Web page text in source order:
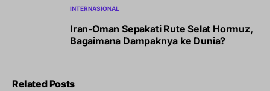
INTERNASIONAL
Iran-Oman Sepakati Rute Selat Hormuz,
Bagaimana Dampaknya ke Dunia?
Related Posts